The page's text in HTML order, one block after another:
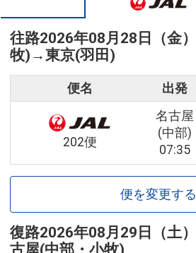
往路2026年08月28日（金）
牧) →東京(羽田)
便名 出発
202便
名古屋
(中部)
07:35
便を変更する
復路2026年08月29日（土）
古屋(中部・小牧)